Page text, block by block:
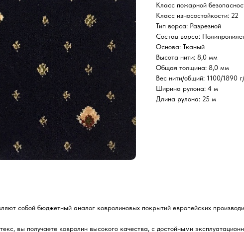
Класс пожарной
Класс износостойкости: 22
Тип ворса: Разрезной
Состав ворса:
Основа: Тканый
Высота нити: 8,0 мм
Общая толщина: 8,0 мм
Вес нити/общий: 1100/1890
Ширина рулона: 4 м
Длина рулона: 25 м
собой бюджетный аналог ковролиновых покрытий европейских
вы получаете ковролин высокого качества, с достойными